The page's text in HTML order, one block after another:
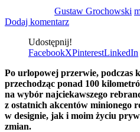
Gustaw Grochowski
Dodaj komentarz
Udostępnij!
FacebookXPinterestLinkedIn
Po urlopowej przerwie, podczas
przechodząc ponad 100
na wybór najciekawszego
z ostatnich akcentów minionego
w designie, jak i moim życiu
zmian.